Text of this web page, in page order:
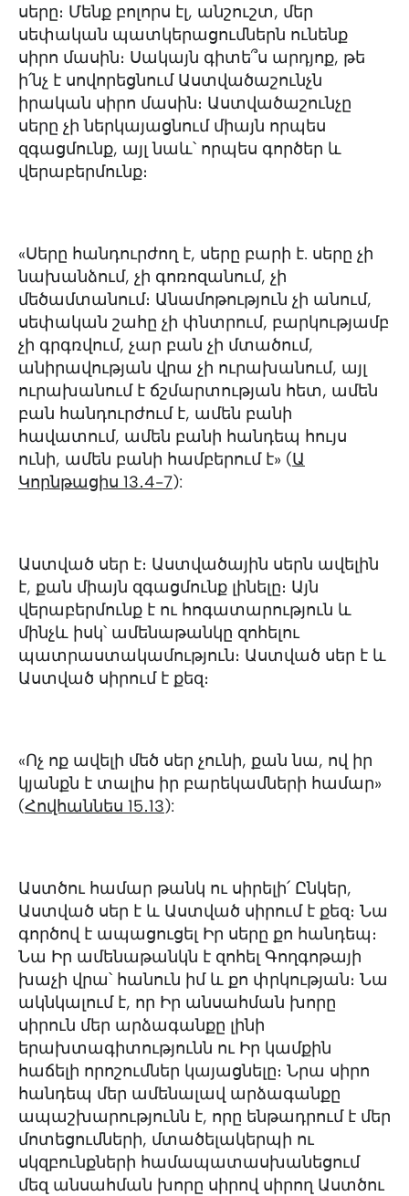
սերը։ Մենք բոլորս էլ, անշուշտ, մեր
սեփական պատկերացումներն ունենք
սիրո մասին։ Սակայն գիտե՞ս արդյոք, թե
ի՛նչ է սովորեցնում Աստվածաշունչն
իրական սիրո մասին։ Աստվածաշունչը
սերը չի ներկայացնում միայն որպես
զգացմունք, այլ նաև՝ որպես գործեր և
վերաբերմունք։
«Սերը հանդուրժող է, սերը բարի է. սերը չի
նախանձում, չի գոռոզանում, չի
մեծամտանում։ Անամոթություն չի անում,
սեփական շահը չի փնտրում, բարկությամբ
չի գրգռվում, չար բան չի մտածում,
անիրավության վրա չի ուրախանում, այլ
ուրախանում է ճշմարտության հետ, ամեն
բան հանդուրժում է, ամեն բանի
հավատում, ամեն բանի հանդեպ հույս
ունի, ամեն բանի համբերում է» (Ա
Կորնթացիս 13․4-7):
Աստված սեր է։ Աստվածային սերն ավելին
է, քան միայն զգացմունք լինելը։ Այն
վերաբերմունք է ու հոգատարություն և
մինչև իսկ՝ ամենաթանկը զոհելու
պատրաստակամություն։ Աստված սեր է և
Աստված սիրում է քեզ։
«Ոչ ոք ավելի մեծ սեր չունի, քան նա, ով իր
կյանքն է տալիս իր բարեկամների համար»
(Հովհաննես 15․13):
Աստծու համար թանկ ու սիրելի՛ Ընկեր,
Աստված սեր է և Աստված սիրում է քեզ։ Նա
գործով է ապացուցել Իր սերը քո հանդեպ։
Նա Իր ամենաթանկն է զոհել Գողգոթայի
խաչի վրա՝ հանուն իմ և քո փրկության։ Նա
ակնկալում է, որ Իր անսահման խորը
սիրուն մեր արձագանքը լինի
երախտագիտությունն ու Իր կամքին
հաճելի որոշումներ կայացնելը։ Նրա սիրո
հանդեպ մեր ամենալավ արձագանքը
ապաշխարությունն է, որը ենթադրում է մեր
մոտեցումների, մտածելակերպի ու
սկզբունքների համապատասխանեցում
մեզ անսահման խորը սիրով սիրող Աստծու